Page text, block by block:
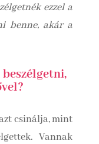
ezzel a
benne, akár a
csinálja, mint
Vannak